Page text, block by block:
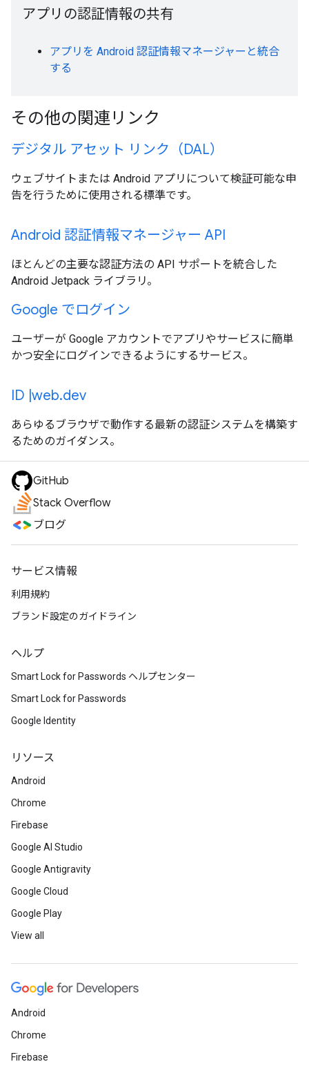
アプリの認証情報の共有
アプリを Android 認証情報マネージャーと統合
する
その他の関連リンク
デジタル アセット リンク（DAL）
ウェブサイトまたは Android アプリについて検証可能な申
告を行うために使用される標準です。
Android 認証情報マネージャー API
ほとんどの主要な認証方法の API サポートを統合した
Android Jetpack ライブラリ。
Google でログイン
ユーザーが Google アカウントでアプリやサービスに簡単
かつ安全にログインできるようにするサービス。
ID |web.dev
あらゆるブラウザで動作する最新の認証システムを構築す
るためのガイダンス。
GitHub
Stack Overflow
ブログ
サービス情報
利用規約
ブランド設定のガイドライン
ヘルプ
Smart Lock for Passwords ヘルプセンター
Smart Lock for Passwords
Google Identity
リソース
Android
Chrome
Firebase
Google AI Studio
Google Antigravity
Google Cloud
Google Play
View all
Android
Chrome
Firebase